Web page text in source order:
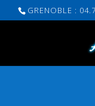
GRENOBLE :